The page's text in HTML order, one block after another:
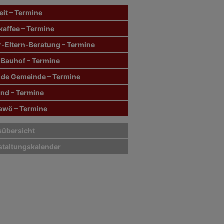
– Termine
– Termine
Eltern-Beratung – Termine
– Termine
Gemeinde – Termine
– Termine
– Termine